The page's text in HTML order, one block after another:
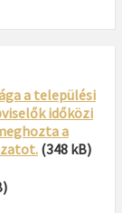
a települési
időközi
a
(348 kB)